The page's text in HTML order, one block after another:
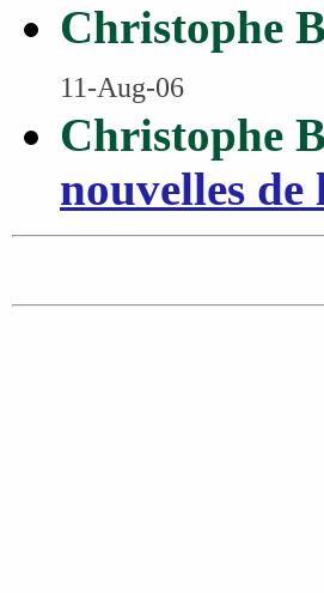
Christophe
11-Aug-06
Christophe
nouvelles